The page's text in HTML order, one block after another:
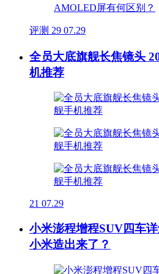
评测 29 07.29
全员大底旗舰长焦镜头
机推荐
21 07.29
小米澎程增程SUV四车
小米造出来了？